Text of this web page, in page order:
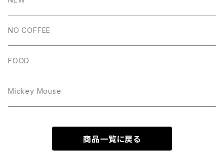
NO COFFEE
FOOD
Mickey Mouse
商品一覧に戻る